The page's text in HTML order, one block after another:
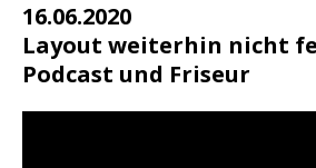
16.06.2020
Layout weiterhin nicht
Podcast und Friseur